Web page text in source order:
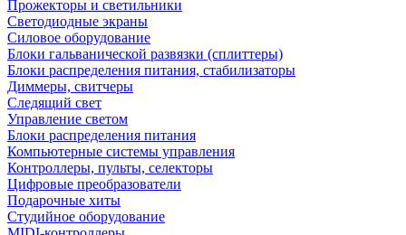
Прожекторы и светильники
Светодиодные экраны
Силовое оборудование
Блоки гальванической развязки (сплиттеры)
Блоки распределения питания, стабилизаторы
Диммеры, свитчеры
Следящий свет
Управление светом
Блоки распределения питания
Компьютерные системы управления
Контроллеры, пульты, селекторы
Цифровые преобразователи
Подарочные хиты
Студийное оборудование